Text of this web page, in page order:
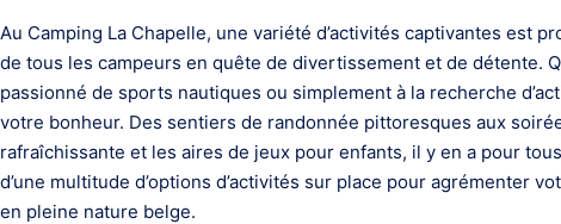
Au Camping La Chapelle, une variété d’activités captivantes est
de tous les campeurs en quête de divertissement et de détente.
passionné de sports nautiques ou simplement à la recherche
votre bonheur. Des sentiers de randonnée pittoresques aux
rafraîchissante et les aires de jeux pour enfants, il y en a pour
d’une multitude d’options d’activités sur place pour agrémenter
en pleine nature belge.